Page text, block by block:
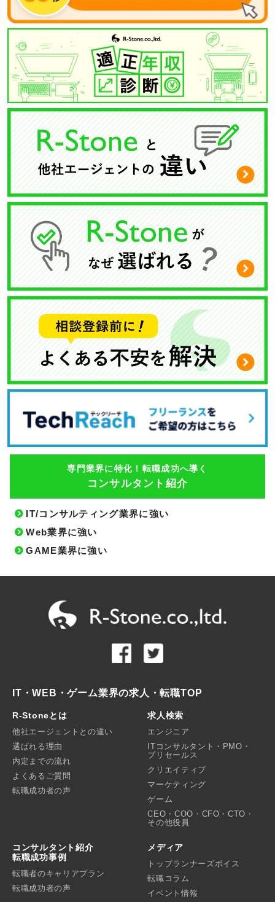
専門業界に特化！転職成功へ導く
コンサルタント紹介
IT/コンサルティング業界に強い
Web業界に強い
GAME業界に強い
IT・WEB・ゲーム業界の求人・転職TOP
R-Stoneとは
他社エージェントとの違い
選ばれる理由
内定までの流れ
よくあるご質問
転職成功者の声
求人検索
エンジニア
ITコンサルタント・PMO・
プリセールス
クリエイティブ
マーケティング
ゲーム
CEO・COO・CFO・CTO・
その他役員
コンサルタント紹介
転職成功事例
転職者のキャリアプラン
転職成功者の声
メディア
トップランナーズボイス
転職コラム
イベント情報